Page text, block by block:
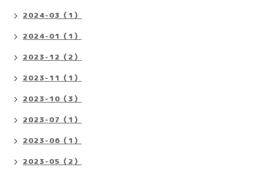
2024-03（1）
2024-01（1）
2023-12（2）
2023-11（1）
2023-10（3）
2023-07（1）
2023-06（1）
2023-05（2）